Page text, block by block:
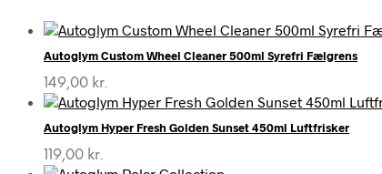
Autoglym Custom Wheel Cleaner 500ml Syrefri Fælgrens
149,00 kr.
Autoglym Hyper Fresh Golden Sunset 450ml Luftfrisker
119,00 kr.